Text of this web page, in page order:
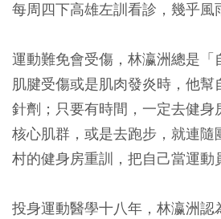
每周四下高雄左訓看診，幾乎風
運動難免會受傷，林瀛洲總是「
肌腱受傷或是肌肉發炎時，他幫
針劑；只要有時間，一定去健身
核心肌群，或是去跑步，就連隨
村的健身房重訓，把自己當運動
投身運動醫學十八年，林瀛洲認